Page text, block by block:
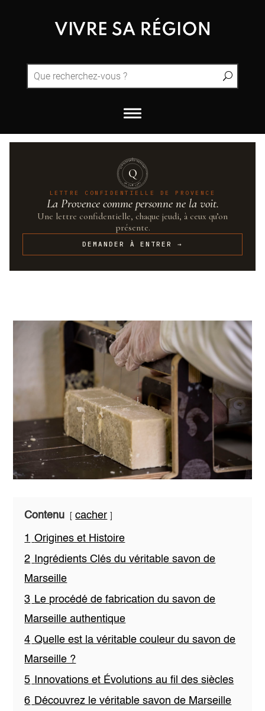
QUINTESSENCE·PROVENCE
UN·SUR·CENT
Q
LETTRE CONFIDENTIELLE DE PROVENCE
La Provence comme personne ne la voit.
Une lettre confidentielle, chaque jeudi, à ceux qu’on
présente.
DEMANDER À ENTRER →
Contenu cacher
1
Origines et Histoire
2
Ingrédients Clés du véritable savon de
Marseille
3 Le procédé de fabrication du savon de
Marseille authentique
4 Quelle est la véritable couleur du savon de
Marseille ?
5
Innovations et Évolutions au fil des siècles
6 Découvrez le véritable savon de Marseille